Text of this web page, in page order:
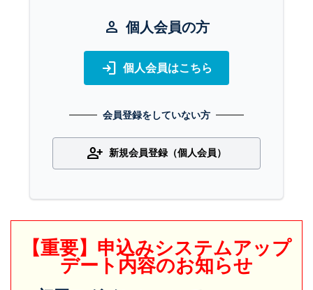
person 個人会員の方
login 個人会員はこちら
会員登録をしていない方
person_add 新規会員登録（個人会員）
【重要】申込みシステムアップ
デート内容のお知らせ